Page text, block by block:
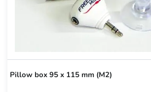
Pillow box 95 x 115 mm (M2)